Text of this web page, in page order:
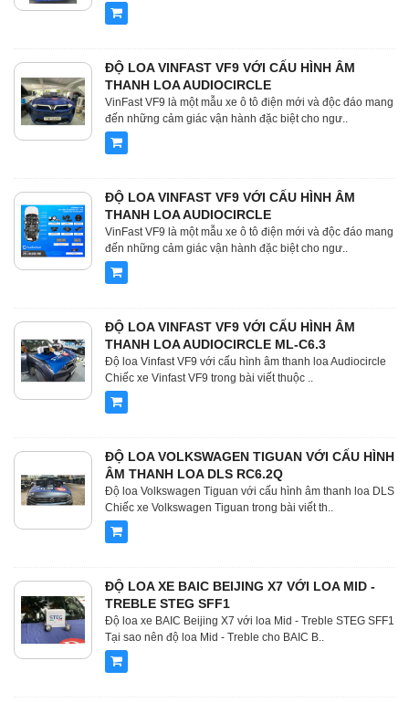
ĐỘ LOA VINFAST VF9 VỚI CẤU HÌNH ÂM
THANH LOA AUDIOCIRCLE
VinFast VF9 là một mẫu xe ô tô điện mới và độc đáo mang
đến những cảm giác vận hành đặc biệt cho ngư..
ĐỘ LOA VINFAST VF9 VỚI CẤU HÌNH ÂM
THANH LOA AUDIOCIRCLE
VinFast VF9 là một mẫu xe ô tô điện mới và độc đáo mang
đến những cảm giác vận hành đặc biệt cho ngư..
ĐỘ LOA VINFAST VF9 VỚI CẤU HÌNH ÂM
THANH LOA AUDIOCIRCLE ML-C6.3
Độ loa Vinfast VF9 với cấu hình âm thanh loa Audiocircle
Chiếc xe Vinfast VF9 trong bài viết thuộc ..
ĐỘ LOA VOLKSWAGEN TIGUAN VỚI CẤU HÌNH
ÂM THANH LOA DLS RC6.2Q
Độ loa Volkswagen Tiguan với cấu hình âm thanh loa DLS
Chiếc xe Volkswagen Tiguan trong bài viết th..
ĐỘ LOA XE BAIC BEIJING X7 VỚI LOA MID -
TREBLE STEG SFF1
Độ loa xe BAIC Beijing X7 với loa Mid - Treble STEG SFF1
Tại sao nên độ loa Mid - Treble cho BAIC B..